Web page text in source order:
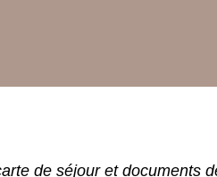
de séjour et documents